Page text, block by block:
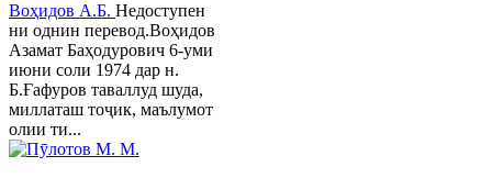
Воҳидов А.Б. Недоступен
ни однин перевод.Воҳидов
Азамат Баҳодурович 6-уми
июни соли 1974 дар н.
Б.Ғафуров таваллуд шуда,
миллаташ тоҷик, маълумот
олии ти...